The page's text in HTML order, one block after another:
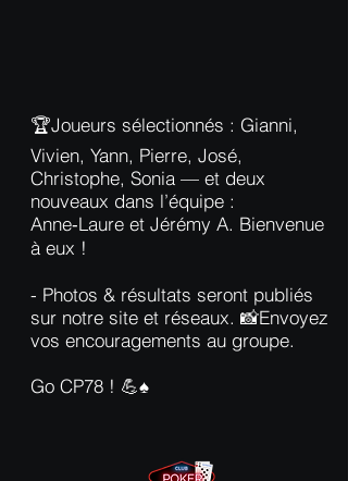
🏆Joueurs sélectionnés : Gianni,
Vivien, Yann, Pierre, José,
Christophe, Sonia — et deux
nouveaux dans l’équipe :
Anne‑Laure et Jérémy A. Bienvenue
à eux !
- Photos & résultats seront publiés
sur notre site et réseaux. 📸Envoyez
vos encouragements au groupe.
Go CP78 ! 💪♠️